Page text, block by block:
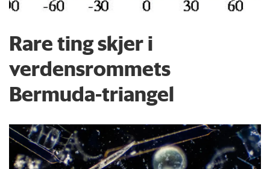
Rare ting skjer i
verdensrommets
Bermuda-triangel